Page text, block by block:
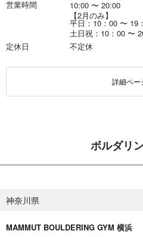
営業時間 10:00 〜 20:00
【2月のみ】
平日：10：00 〜 19
土日祝：10：00 〜
定休日
不定休
詳細ペー
ボルダリ
神奈川県
MAMMUT BOULDERING GYM 横浜